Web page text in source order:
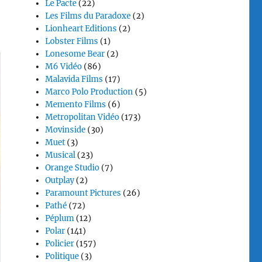
Le Pacte (22)
Les Films du Paradoxe (2)
Lionheart Editions (2)
Lobster Films (1)
Lonesome Bear (2)
M6 Vidéo (86)
Malavida Films (17)
Marco Polo Production (5)
Memento Films (6)
Metropolitan Vidéo (173)
Movinside (30)
Muet (3)
Musical (23)
Orange Studio (7)
Outplay(2)
Paramount Pictures (26)
Pathé (72)
Péplum (12)
Polar (141)
Policier (157)
Politique (3)